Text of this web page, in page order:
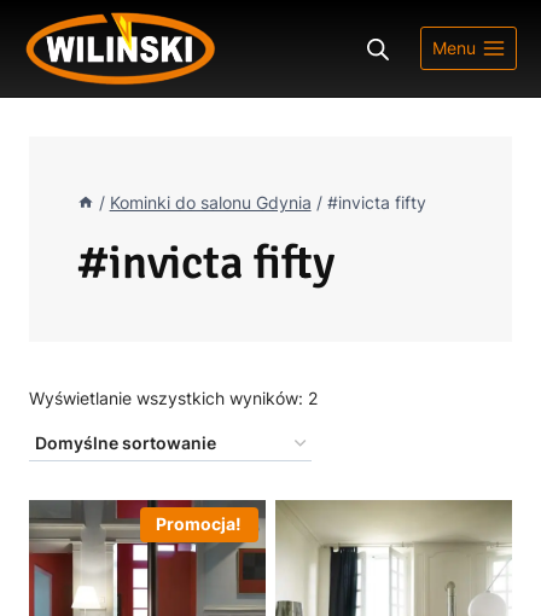
Przejdź
treści
Menu
/ Kominki do salonu Gdynia / #invicta fifty
#invicta fifty
Wyświetlanie wszystkich wyników: 2
Promocja!